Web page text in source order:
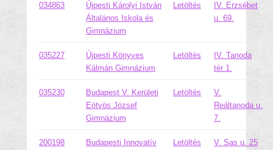
034863
Újpesti Károlyi István
Általános Iskola és
Gimnázium
Letöltés
IV. Erzsébet
u. 69.
035227
Újpesti Könyves
Kálmán Gimnázium
Letöltés
IV. Tanoda
tér 1.
035230
Budapest V. Kerületi
Eötvös József
Gimnázium
Letöltés
V.
Reáltanoda u.
7.
200198
Budapesti Innovatív
Letöltés V. Sas u. 25